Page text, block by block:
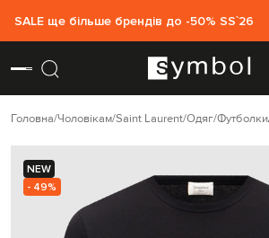
SALE ще більше брендів до -50% SS`26
Головна Чоловікам Saint Laurent Одяг Футболки
NEW
- 49%